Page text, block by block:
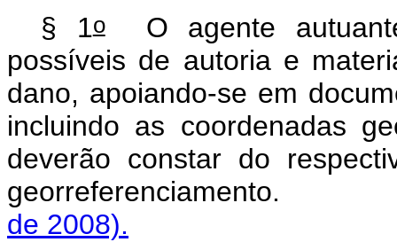
§ 1oO agente
possíveis de autoria e
dano, apoiando-se em
incluindo as coordenadas
deverão constar do
de 2008).